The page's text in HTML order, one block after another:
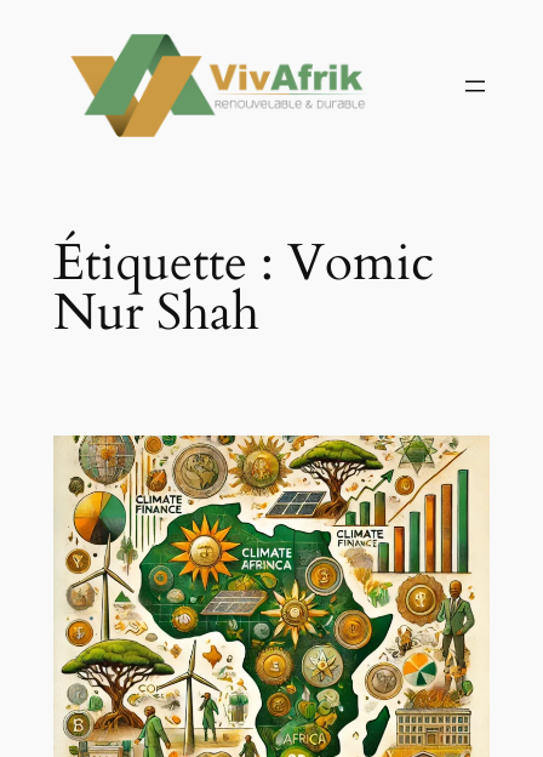
contenu
Étiquette : Vomic
Nur Shah